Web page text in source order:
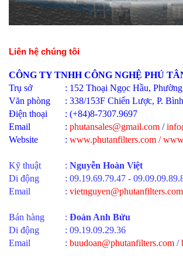
Liên hệ chúng tôi
CÔNG TY TNHH CÔNG NGHỆ PHÚ
Trụ sở
: 152 Thoại Ngọc Hầu,
Văn phòng
: 338/153F Chiến Lược, P.
Điện thoại
: (+84)8-7307.9697
Email
: phutansales@gmail.com /
Website
: www.phutanfilters.com /
Kỹ thuật : Nguyễn Hoàn Việt
Di động
: 09.19.69.79.47 -
Email
: vietnguyen@phutanfilters.com
Bán hàng : Đoàn Anh Bửu
Di động
: 09.19.09.29.36
Email
: buudoan@phutanfilters.com /